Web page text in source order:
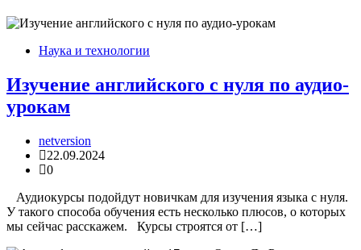
Наука и технологии
Изучение английского с нуля по аудио-
урокам
netversion
22.09.2024
0
Аудиокурсы подойдут новичкам для изучения языка с нуля.
У такого способа обучения есть несколько плюсов, о которых
мы сейчас расскажем. Курсы строятся от […]